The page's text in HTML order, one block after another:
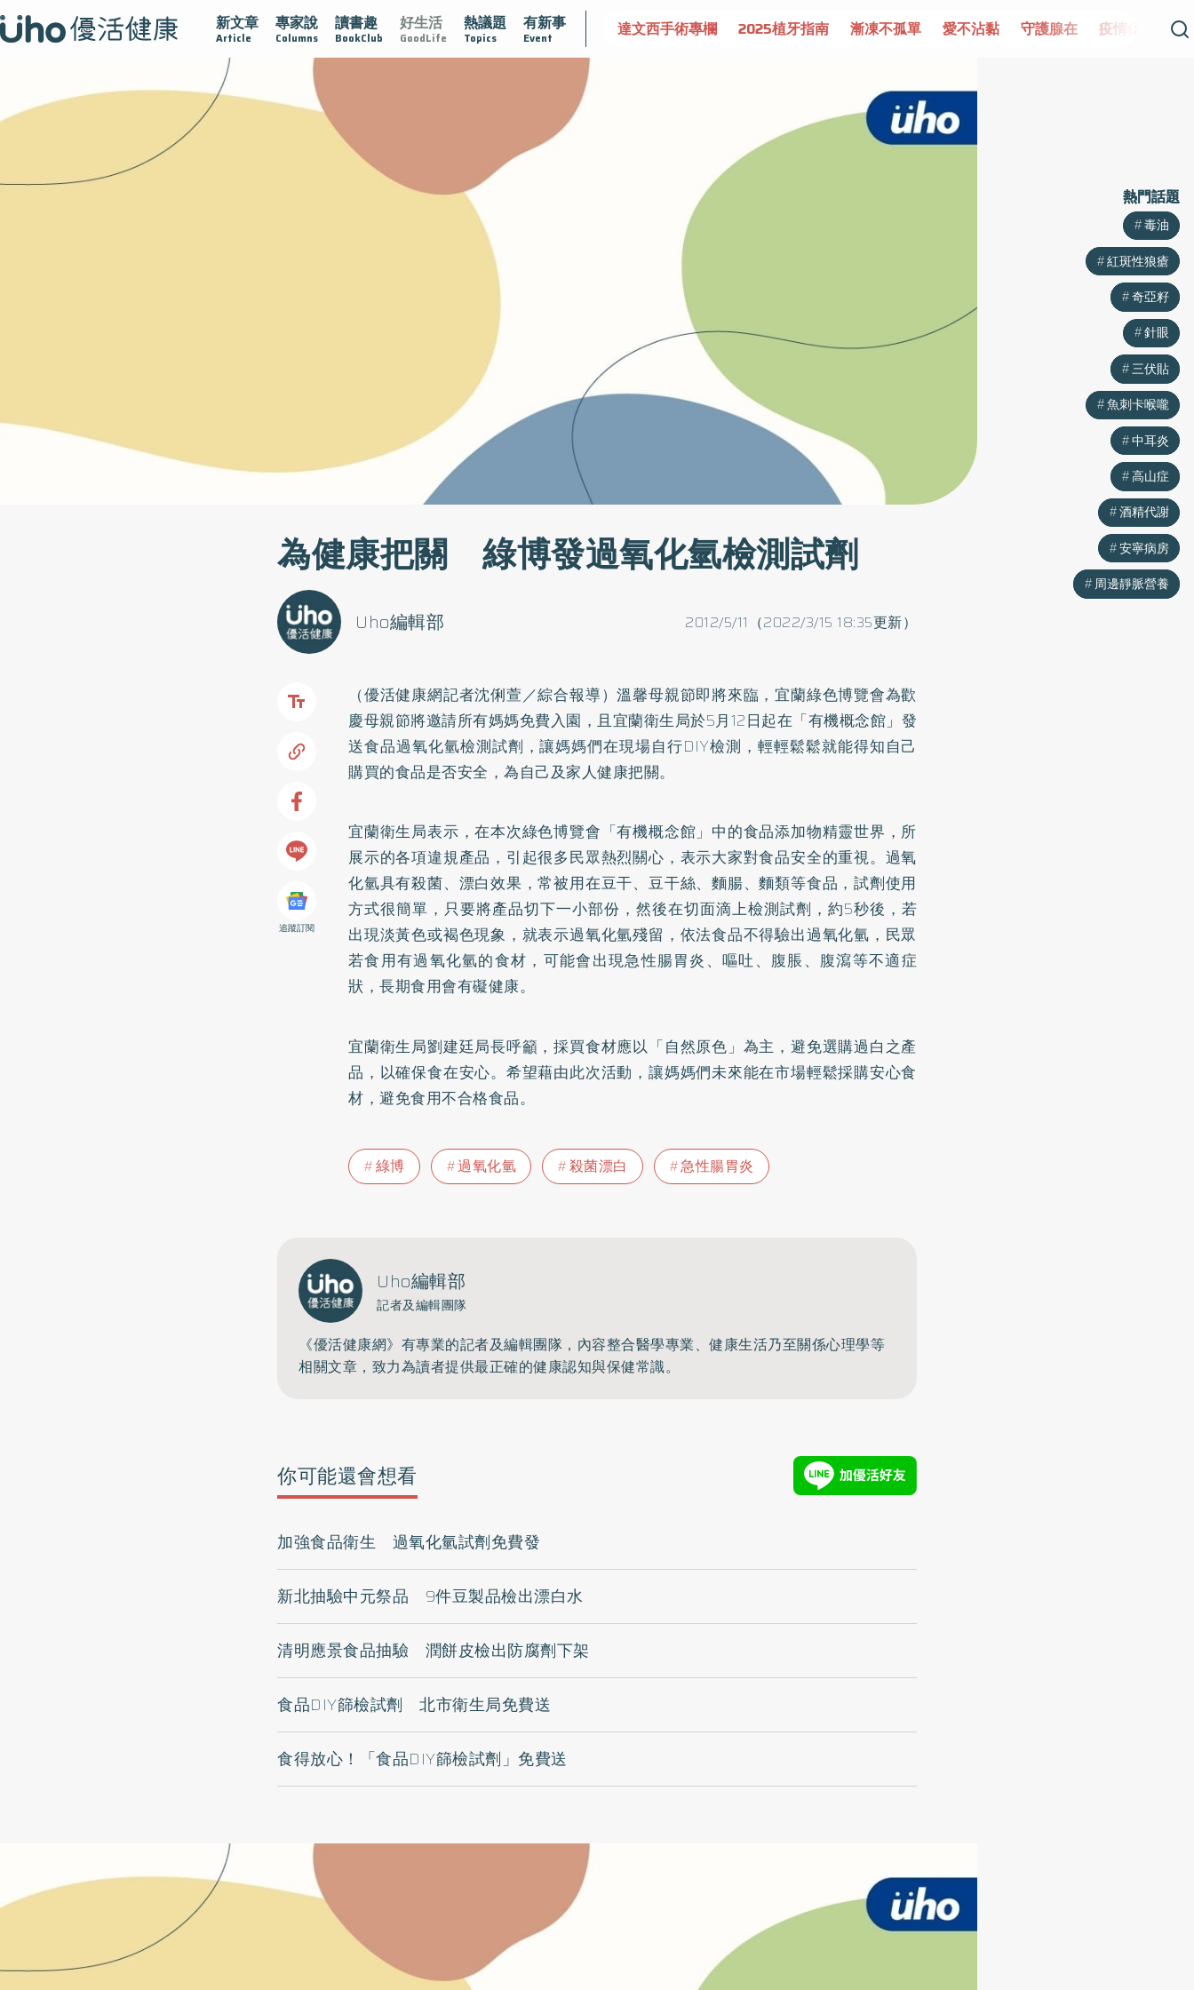
新文章
Article
專家說
Columns
讀書趣
BookClub
好生活
GoodLife
熱議題
Topics
有新事
Event
黏 守護腺在 疫情保衛戰 再生醫學 愛的未來視 認識攝護腺肥大 守護骨骼健康 達文西手術專欄 2025植牙指南 漸凍不孤單 愛不沾黏 守護腺在 疫情保衛戰
為健康把關 綠博發過氧化氫檢測試劑
2012/5/11（2022/3/15 18:35更新）
Uho編輯部
追蹤訂閱
（優活健康網記者沈俐萱／綜合報導）溫馨母親節即將來臨，宜蘭綠色博覽會為歡
慶母親節將邀請所有媽媽免費入園，且宜蘭衛生局於5月12日起在「有機概念館」發
送食品過氧化氫檢測試劑，讓媽媽們在現場自行DIY檢測，輕輕鬆鬆就能得知自己
購買的食品是否安全，為自己及家人健康把關。
宜蘭衛生局表示，在本次綠色博覽會「有機概念館」中的食品添加物精靈世界，所
展示的各項違規產品，引起很多民眾熱烈關心，表示大家對食品安全的重視。過氧
化氫具有殺菌、漂白效果，常被用在豆干、豆干絲、麵腸、麵類等食品，試劑使用
方式很簡單，只要將產品切下一小部份，然後在切面滴上檢測試劑，約5秒後，若
出現淡黃色或褐色現象，就表示過氧化氫殘留，依法食品不得驗出過氧化氫，民眾
若食用有過氧化氫的食材，可能會出現急性腸胃炎、嘔吐、腹脹、腹瀉等不適症
狀，長期食用會有礙健康。
宜蘭衛生局劉建廷局長呼籲，採買食材應以「自然原色」為主，避免選購過白之產
品，以確保食在安心。希望藉由此次活動，讓媽媽們未來能在市場輕鬆採購安心食
材，避免食用不合格食品。
綠博 過氧化氫 殺菌漂白 急性腸胃炎
Uho編輯部
記者及編輯團隊
《優活健康網》有專業的記者及編輯團隊，內容整合醫學專業、健康生活乃至關係心理學等
相關文章，致力為讀者提供最正確的健康認知與保健常識。
你可能還會想看
加強食品衛生 過氧化氫試劑免費發
新北抽驗中元祭品 9件豆製品檢出漂白水
清明應景食品抽驗 潤餅皮檢出防腐劑下架
食品DIY篩檢試劑 北市衛生局免費送
食得放心！「食品DIY篩檢試劑」免費送
熱門話題
毒油
紅斑性狼瘡
奇亞籽
針眼
三伏貼
魚刺卡喉嚨
中耳炎
高山症
酒精代謝
安寧病房
周邊靜脈營養
熱門話題
毒油
紅斑性狼瘡
奇亞籽
針眼
三伏貼
魚刺卡喉嚨
中耳炎
高山症
酒精代謝
安寧病房
周邊靜脈營養